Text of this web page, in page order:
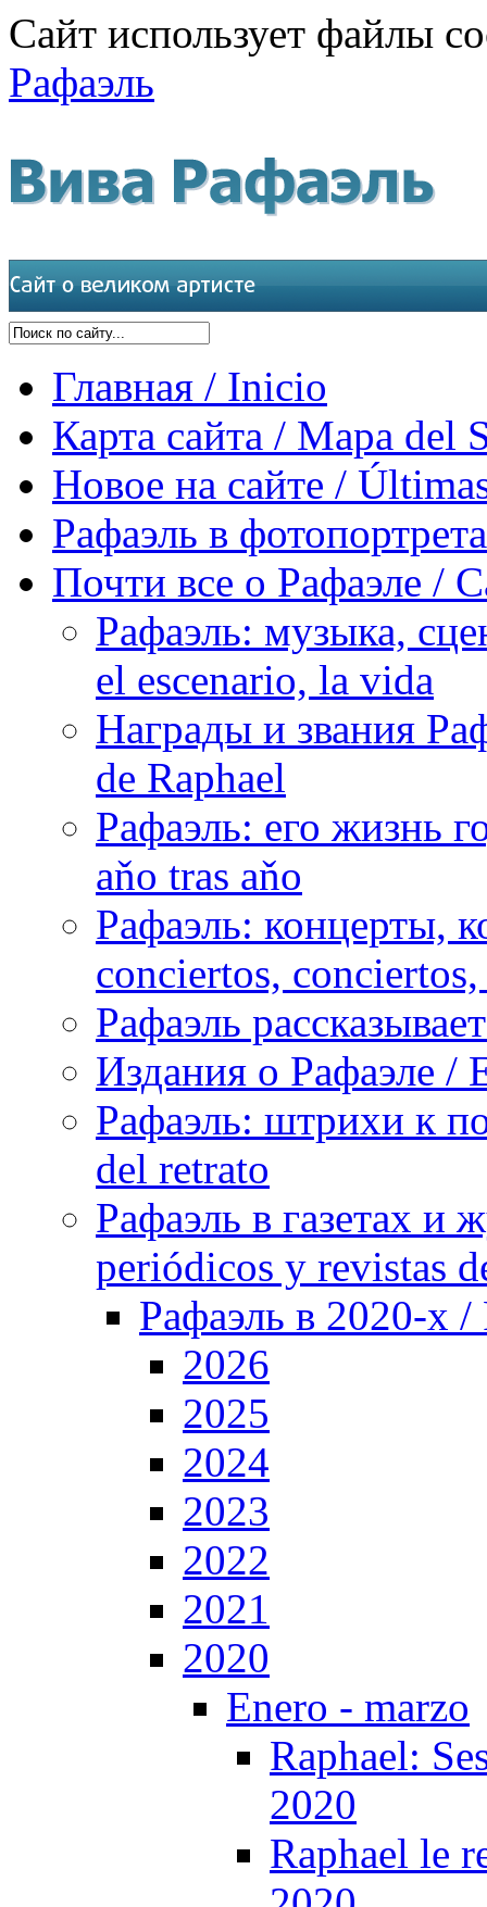
Сайт использует файлы
Рафаэль
Главная / Inicio
Карта сайта / Mapa del
Новое на сайте /
Рафаэль в
Почти все о Рафаэле /
Рафаэль: музыка,
el escenario, la vida
Награды и звания
de Raphael
Рафаэль: его жизнь
aňo tras aňo
Рафаэль: концерты,
conciertos,
Рафаэль
Издания о Рафаэле /
Рафаэль: штрихи к
del retrato
Рафаэль в газетах и
periódicos y revistas
Рафаэль в 2020-х /
2026
2025
2024
2023
2022
2021
2020
Enero - marzo
Raphael:
2020
Raphael le